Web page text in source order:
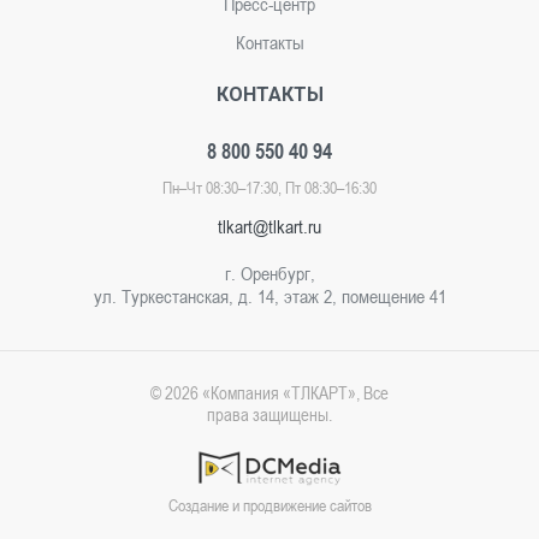
Контакты
КОНТАКТЫ
8 800 550 40 94
Пн–Чт 08:30–17:30, Пт 08:30–16:30
tlkart@tlkart.ru
г. Оренбург,
ул. Туркестанская, д. 14, этаж 2, помещение 41
© 2026 «Компания «ТЛКАРТ», Все
права защищены.
Создание и продвижение сайтов